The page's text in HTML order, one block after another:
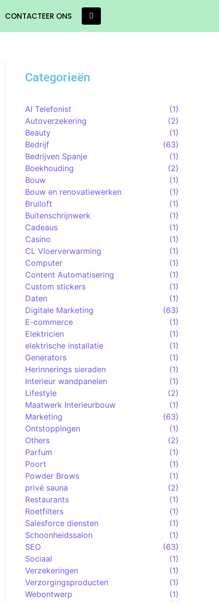
CONTACTEER ONS
Categorieën
AI Telefonist
(1)
Autoverzekering
(2)
Beauty
(1)
Bedrijf
(63)
Bedrijven Spanje
(1)
Boekhouding
(2)
Bouw
(1)
Bouw en renovatiewerken
(1)
Bruiloft
(1)
Buitenschrijnwerk
(1)
Cadeaus
(1)
Casino
(1)
CL Vloerverwarming
(1)
Computer
(1)
Content Automatisering
(1)
Custom stickers
(1)
Daten
(1)
Digitale Marketing
(63)
E-commerce
(1)
Elektricien
(1)
elektrische installatie
(1)
Generators
(1)
Herinnerings sieraden
(1)
Interieur wandpanelen
(1)
Lifestyle
(2)
Maatwerk Interieurbouw
(1)
Marketing
(63)
Ontstoppingen
(1)
Others
(2)
Parfum
(1)
Poort
(1)
Powder Brows
(1)
privé sauna
(2)
Restaurants
(1)
Roetfilters
(1)
Salesforce diensten
(1)
Schoonheidssalon
(1)
SEO
(63)
Sociaal
(1)
Verzekeringen
(1)
Verzorgingsproducten
(1)
Webontwerp
(1)